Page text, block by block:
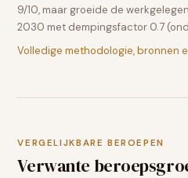
9/10, maar groeide de
2030 met dempingsfactor 0.7
Volledige methodologie, bronnen
VERGELIJKBARE BEROEPEN
Verwante